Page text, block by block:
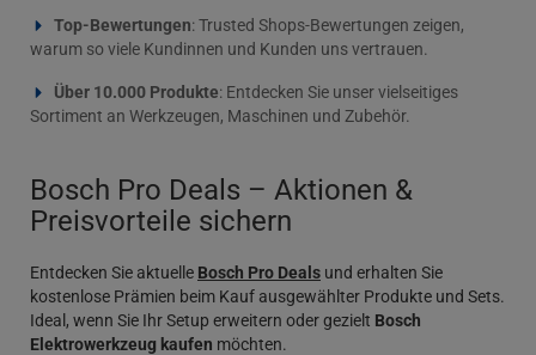
Top-Bewertungen: Trusted Shops-Bewertungen zeigen,
warum so viele Kundinnen und Kunden uns vertrauen.
Über 10.000 Produkte: Entdecken Sie unser vielseitiges
Sortiment an Werkzeugen, Maschinen und Zubehör.
Bosch Pro Deals – Aktionen &
Preisvorteile sichern
Entdecken Sie aktuelle Bosch Pro Deals und erhalten Sie
kostenlose Prämien beim Kauf ausgewählter Produkte und Sets.
Ideal, wenn Sie Ihr Setup erweitern oder gezielt Bosch
Elektrowerkzeug kaufen möchten.